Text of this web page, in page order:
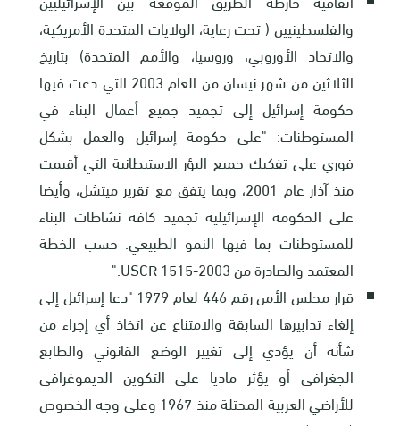
والفلسطينيين ( تحت رعاية، الولايات المتحدة الأمريكية،
والاتحاد الأوروبي، وروسيا، والأمم المتحدة) بتاريخ
الثلاثين من شهر نيسان من العام 2003 التي دعت فيها
حكومة إسرائيل إلى تجميد جميع أعمال البناء في
المستوطنات: "على حكومة إسرائيل والعمل بشكل
فوري على تفكيك جميع البؤر الاستيطانية التي أقيمت
منذ آذار عام 2001، وبما يتفق مع تقرير ميتشل، وأيضا
على الحكومة الإسرائيلية تجميد كافة نشاطات البناء
للمستوطنات بما فيها النمو الطبيعي. حسب الخطة
المعتمد والصادرة منUSCR 1515-2003
."
قرار مجلس الأمن رقم 446 لعام 1979 "دعا إسرائيل إلى
إلغاء تدابيرها السابقة والامتناع عن اتخاذ أي إجراء من
شأنه أن يؤدي إلى تغيير الوضع القانوني والطابع
الجغرافي أو يؤثر ماديا على التكوين الديموغرافي
للأراضي العربية المحتلة منذ 1967 وعلى وجه الخصوص